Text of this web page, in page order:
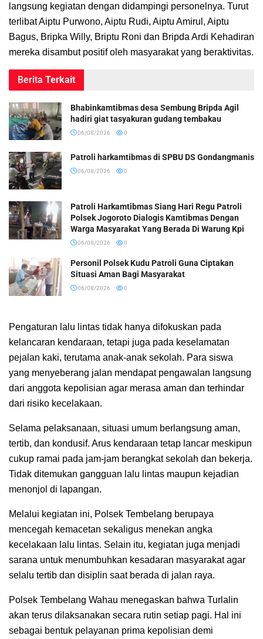
langsung kegiatan dengan didampingi personelnya. Turut
terlibat Aiptu Purwono, Aiptu Rudi, Aiptu Amirul, Aiptu
Bagus, Bripka Willy, Briptu Roni dan Bripda Ardi Kehadiran
mereka disambut positif oleh masyarakat yang beraktivitas.
Berita Terkait
Bhabinkamtibmas desa Sembung Bripda Agil
hadiri giat tasyakuran gudang tembakau
06/08/2026 0
Patroli harkamtibmas di SPBU DS Gondangmanis
06/08/2026 0
Patroli Harkamtibmas Siang Hari Regu Patroli
Polsek Jogoroto Dialogis Kamtibmas Dengan
Warga Masyarakat Yang Berada Di Warung Kpi
06/08/2026 0
Personil Polsek Kudu Patroli Guna Ciptakan
Situasi Aman Bagi Masyarakat
06/08/2026 0
Pengaturan lalu lintas tidak hanya difokuskan pada
kelancaran kendaraan, tetapi juga pada keselamatan
pejalan kaki, terutama anak-anak sekolah. Para siswa
yang menyeberang jalan mendapat pengawalan langsung
dari anggota kepolisian agar merasa aman dan terhindar
dari risiko kecelakaan.
Selama pelaksanaan, situasi umum berlangsung aman,
tertib, dan kondusif. Arus kendaraan tetap lancar meskipun
cukup ramai pada jam-jam berangkat sekolah dan bekerja.
Tidak ditemukan gangguan lalu lintas maupun kejadian
menonjol di lapangan.
Melalui kegiatan ini, Polsek Tembelang berupaya
mencegah kemacetan sekaligus menekan angka
kecelakaan lalu lintas. Selain itu, kegiatan juga menjadi
sarana untuk menumbuhkan kesadaran masyarakat agar
selalu tertib dan disiplin saat berada di jalan raya.
Polsek Tembelang Wahau menegaskan bahwa Turlalin
akan terus dilaksanakan secara rutin setiap pagi. Hal ini
sebagai bentuk pelayanan prima kepolisian demi